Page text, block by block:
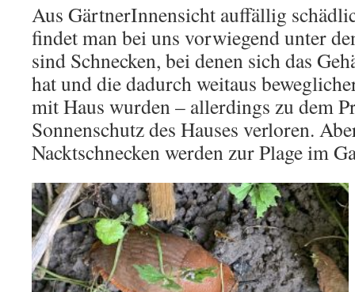
Aus GärtnerInnensicht auffällig
findet man bei uns vorwiegend unter
sind Schnecken, bei denen sich das
hat und die dadurch weitaus
mit Haus wurden – allerdings zu dem
Sonnenschutz des Hauses verloren.
Nacktschnecken werden zur Plage im